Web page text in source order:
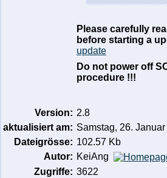
Please carefully
before starting a
update
Do not power off
procedure !!!
Version: 2.8
aktualisiert am: Samstag, 26.
Dateigrösse: 102.57 Kb
Autor: KeiAng
Zugriffe: 3622